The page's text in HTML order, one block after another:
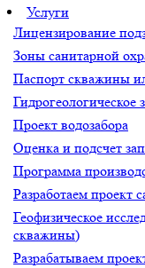
Услуги
Лицензирование
Зоны санитарной
Паспорт скважины
Гидрогеологическое
Проект водозабора
Оценка и подсчет
Программа
Разработаем проект
Геофизическое
скважины)
Разрабатываем